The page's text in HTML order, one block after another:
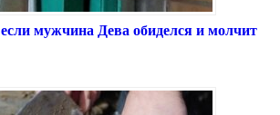
мужчина Дева обиделся и молчит